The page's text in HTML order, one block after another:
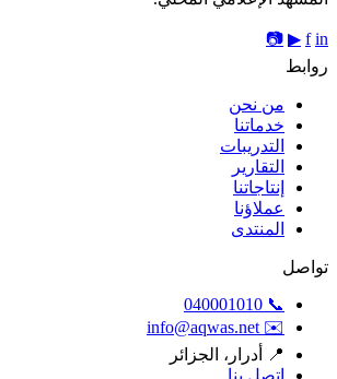
f in
▶
📷
روابط
من نحن
خدماتنا
التدريبات
التقارير
إنتاجاتنا
عملاؤنا
المنتدى
تواصل
📞 040001010
✉️ info@aqwas.net
📍 أدرار، الجزائر